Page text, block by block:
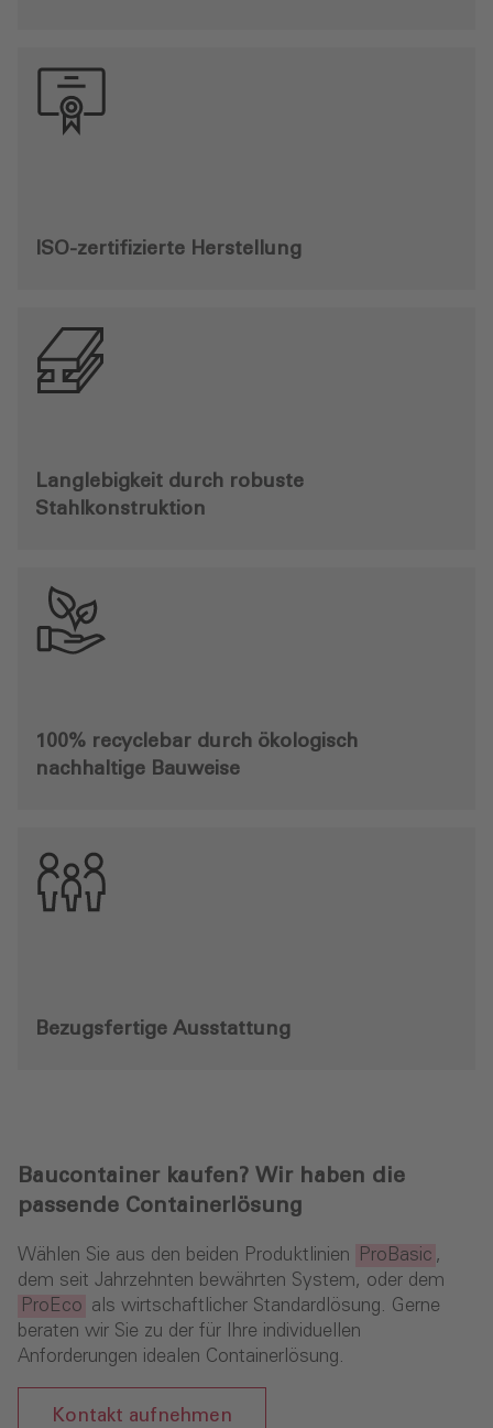
ISO-zertifizierte Herstellung
Langlebigkeit durch robuste
Stahlkonstruktion
100% recyclebar durch ökologisch
nachhaltige Bauweise
Bezugsfertige Ausstattung
Baucontainer kaufen? Wir haben die
passende Containerlösung
Wählen Sie aus den beiden Produktlinien ProBasic ,
dem seit Jahrzehnten bewährten System, oder dem
ProEco als wirtschaftlicher Standardlösung. Gerne
beraten wir Sie zu der für Ihre individuellen
Anforderungen idealen Containerlösung.
Kontakt aufnehmen